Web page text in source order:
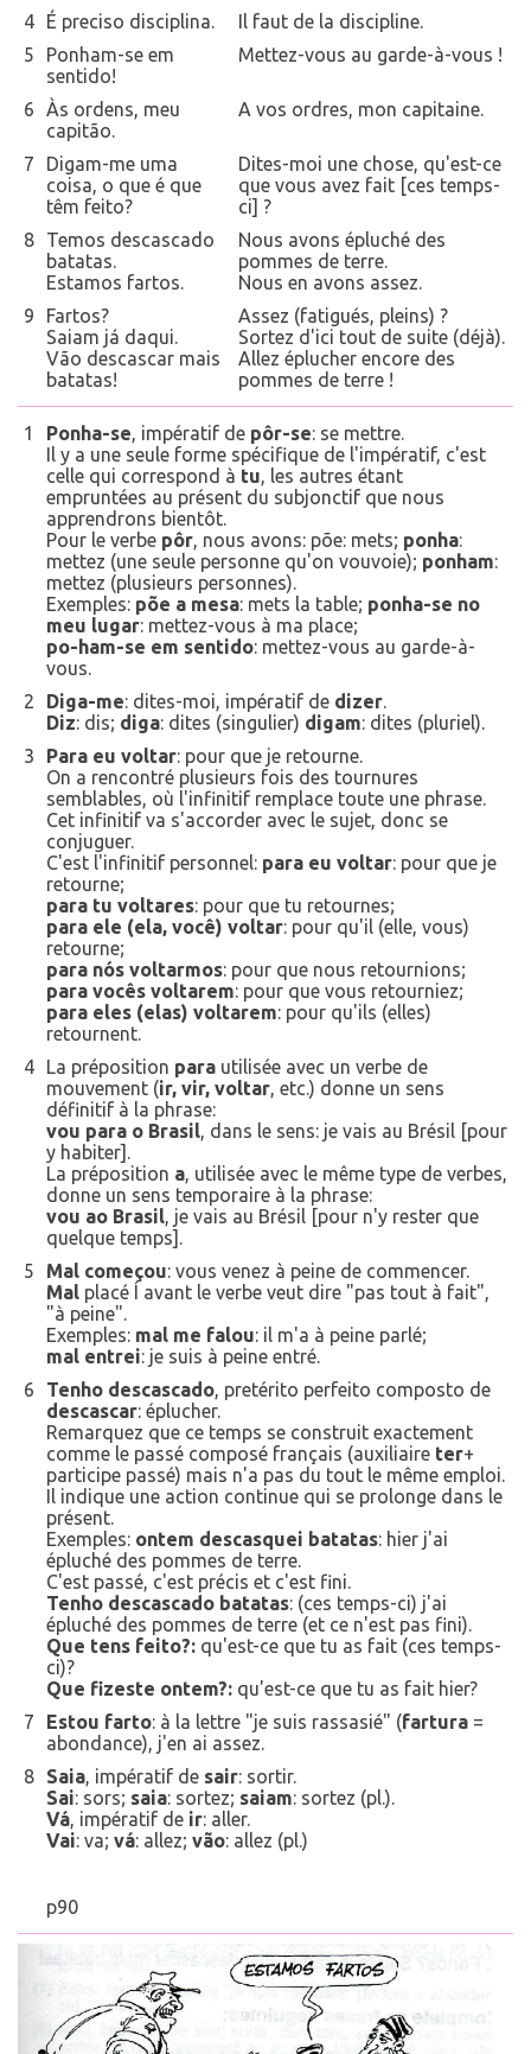
4
É preciso disciplina.
Il faut de la discipline.
5
Ponham-se em
sentido!
Mettez-vous au garde-à-vous !
6
Às ordens, meu
capitão.
A vos ordres, mon capitaine.
7
Digam-me uma
coisa, o que é que
têm feito?
Dites-moi une chose, qu'est-ce
que vous avez fait [ces temps-
ci] ?
8
Temos descascado
batatas.
Estamos fartos.
Nous avons épluché des
pommes de terre.
Nous en avons assez.
9
Fartos?
Saiam já daqui.
Vão descascar mais
batatas!
Assez (fatigués, pleins) ?
Sortez d'ici tout de suite (déjà).
Allez éplucher encore des
pommes de terre !
1 Ponha-se, impératif de pôr-se: se mettre.
Il y a une seule forme spécifique de l'impératif, c'est
celle qui correspond à tu, les autres étant
empruntées au présent du subjonctif que nous
apprendrons bientôt.
Pour le verbe pôr, nous avons: põe: mets; ponha:
mettez (une seule personne qu'on vouvoie); ponham:
mettez (plusieurs personnes).
Exemples: põe a mesa: mets la table; ponha-se no
meu lugar: mettez-vous à ma place;
po-ham-se em sentido: mettez-vous au garde-à-
vous.
2
Diga-me: dites-moi, impératif de dizer.
Diz: dis; diga: dites (singulier) digam: dites (pluriel).
3
Para eu voltar: pour que je retourne.
On a rencontré plusieurs fois des tournures
semblables, où l'infinitif remplace toute une phrase.
Cet infinitif va s'accorder avec le sujet, donc se
conjuguer.
C'est l'infinitif personnel: para eu voltar: pour que je
retourne;
para tu voltares: pour que tu retournes;
para ele (ela, você) voltar: pour qu'il (elle, vous)
retourne;
para nós voltarmos: pour que nous retournions;
para vocês voltarem: pour que vous retourniez;
para eles (elas) voltarem: pour qu'ils (elles)
retournent.
4
La préposition para utilisée avec un verbe de
mouvement (ir, vir, voltar, etc.) donne un sens
définitif à la phrase:
vou para o Brasil, dans le sens: je vais au Brésil [pour
y habiter].
La préposition a, utilisée avec le même type de verbes,
donne un sens temporaire à la phrase:
vou ao Brasil, je vais au Brésil [pour n'y rester que
quelque temps].
5
Mal começou: vous venez à peine de commencer.
Mal placé Í avant le verbe veut dire "pas tout à fait",
"à peine".
Exemples: mal me falou: il m'a à peine parlé;
mal entrei: je suis à peine entré.
6
Tenho descascado, pretérito perfeito composto de
descascar: éplucher.
Remarquez que ce temps se construit exactement
comme le passé composé français (auxiliaire ter+
participe passé) mais n'a pas du tout le même emploi.
Il indique une action continue qui se prolonge dans le
présent.
Exemples: ontem descasquei batatas: hier j'ai
épluché des pommes de terre.
C'est passé, c'est précis et c'est fini.
Tenho descascado batatas: (ces temps-ci) j'ai
épluché des pommes de terre (et ce n'est pas fini).
Que tens feito?: qu'est-ce que tu as fait (ces temps-
ci)?
Que fizeste ontem?: qu'est-ce que tu as fait hier?
7
Estou farto: à la lettre "je suis rassasié" (fartura =
abondance), j'en ai assez.
8
Saia, impératif de sair: sortir.
Sai: sors; saia: sortez; saiam: sortez (pl.).
Vá, impératif de ir: aller.
Vai: va; vá: allez; vão: allez (pl.)
p90